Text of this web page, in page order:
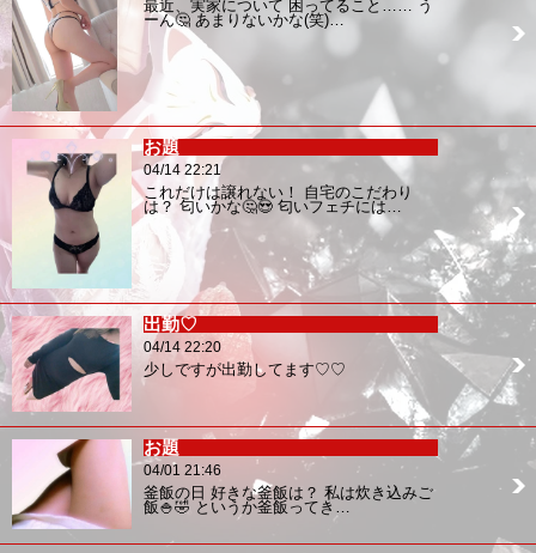
最近、実家について 困ってること…… う
ーん🤔 あまりないかな(笑)…
お題
04/14 22:21
これだけは譲れない！ 自宅のこだわり
は？ 匂いかな🤔😍 匂いフェチには…
出勤♡
04/14 22:20
少しですが出勤してます♡♡
お題
04/01 21:46
釜飯の日 好きな釜飯は？ 私は炊き込みご
飯🍚🤣 というか釜飯ってき…